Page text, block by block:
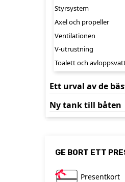
Styrsystem
Axel och propeller
Ventilationen
V-utrustning
Toalett och
Ett urval av de
Ny tank till båten
GE BORT ETT
Presentkort